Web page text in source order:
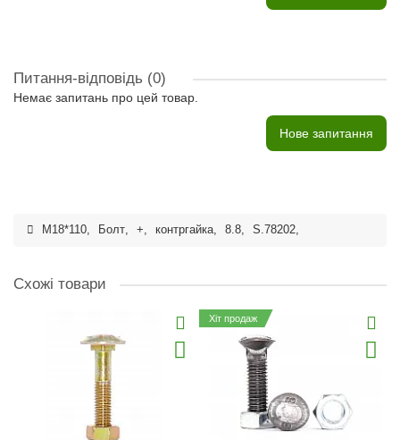
Питання-відповідь (0)
Немає запитань про цей товар.
Нове запитання
M18*110, Болт, +, контргайка, 8.8, S.78202,
Схожі товари
Хіт продаж